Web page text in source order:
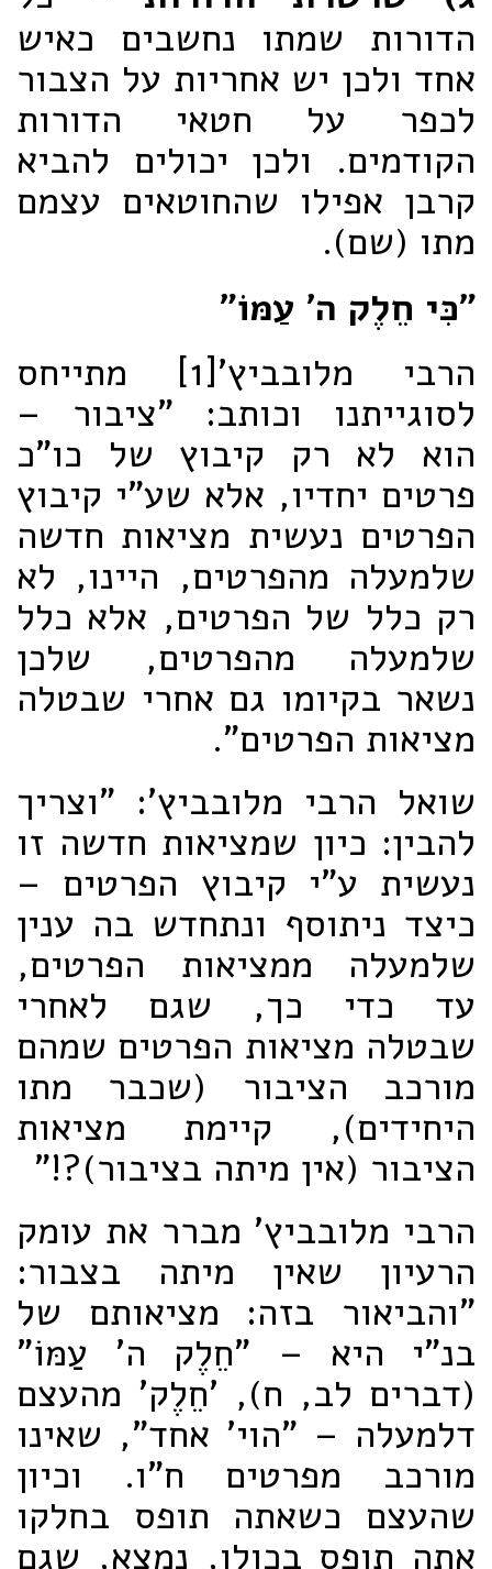
הדורות שמתו נחשבים כאיש
אחד ולכן יש אחריות על הצבור
לכפר על חטאי הדורות
הקודמים. ולכן יכולים להביא
קרבן אפילו שהחוטאים עצמם
מתו (שם).
"כִּי חֵלֶק ה' עַמּוֹ"
הרבי מלובביץ'
[1] מתייחס
לסוגייתנו וכותב: "ציבור –
הוא לא רק קיבוץ של כו"כ
פרטים יחדיו, אלא שע"י קיבוץ
הפרטים נעשית מציאות חדשה
שלמעלה מהפרטים, היינו, לא
רק כלל של הפרטים, אלא כלל
שלמעלה מהפרטים, שלכן
נשאר בקיומו גם אחרי שבטלה
מציאות הפרטים".
שואל הרבי מלובביץ': "וצריך
להבין: כיון שמציאות חדשה זו
נעשית ע"י קיבוץ הפרטים –
כיצד ניתוסף ונתחדש בה ענין
שלמעלה ממציאות הפרטים,
עד כדי כך, שגם לאחרי
שבטלה מציאות הפרטים שמהם
מורכב הציבור (שכבר מתו
היחידים), קיימת מציאות
הציבור (אין מיתה בציבור)?!"
הרבי מלובביץ' מברר את עומק
הרעיון שאין מיתה בצבור:
"והביאור בזה: מציאותם של
בנ"י היא – "חֵלֶק ה' עַמּוֹ"
(דברים לב, ח), 'חֵלֶק' מהעצם
דלמעלה – "הוי' אחד", שאינו
מורכב מפרטים ח"ו. וכיון
שהעצם כשאתה תופס בחלקו
אתה תופס בכולו, נמצא, שגם